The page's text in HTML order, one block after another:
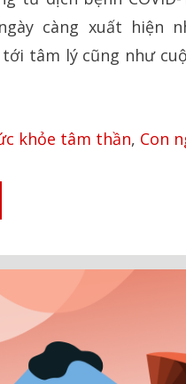
càng xuất hiện
tâm lý cũng như
khỏe tâm thần, Con